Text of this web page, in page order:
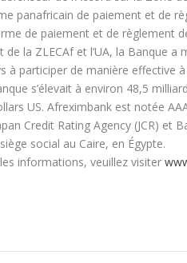
panafricain de paiement et de
de paiement et de règlement
de la ZLECAf et l’UA, la Banque
à participer de manière effective
s’élevait à environ 48,5
US. Afreximbank est notée
Credit Rating Agency (JCR) et
social au Caire, en Égypte.
informations, veuillez visiter